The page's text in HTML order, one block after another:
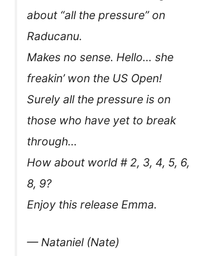
about “all the pressure” on
Raducanu.
Makes no sense. Hello… she
freakin’ won the US Open!
Surely all the pressure is on
those who have yet to break
through…
How about world # 2, 3, 4, 5, 6,
8, 9?
Enjoy this release Emma.
— Nataniel (Nate)